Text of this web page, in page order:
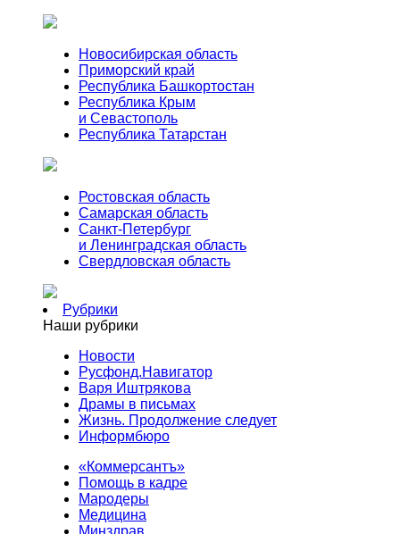
Новосибирская область
Приморский край
Республика Башкортостан
Республика Крым
и Севастополь
Республика Татарстан
Ростовская область
Самарская область
Санкт-Петербург
и Ленинградская область
Свердловская область
Рубрики
Наши рубрики
Новости
Русфонд.Навигатор
Варя Иштрякова
Драмы в письмах
Жизнь. Продолжение следует
Информбюро
«Коммерсантъ»
Помощь в кадре
Мародеры
Медицина
Минздрав